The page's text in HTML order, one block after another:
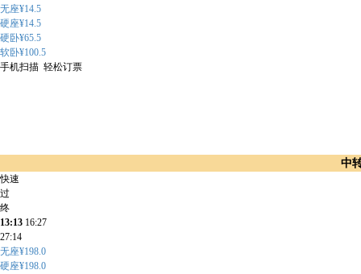
无座¥14.5
硬座¥14.5
硬卧¥65.5
软卧¥100.5
手机扫描 轻松订票
中
快速
过
终
13:13 16:27
27:14
无座¥198.0
硬座¥198.0